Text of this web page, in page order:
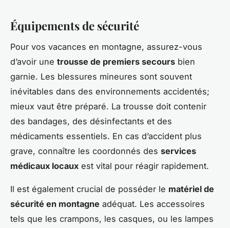
Équipements de sécurité
Pour vos vacances en montagne, assurez-vous
d’avoir une trousse de premiers secours bien
garnie. Les blessures mineures sont souvent
inévitables dans des environnements accidentés;
mieux vaut être préparé. La trousse doit contenir
des bandages, des désinfectants et des
médicaments essentiels. En cas d’accident plus
grave, connaître les coordonnés des services
médicaux locaux est vital pour réagir rapidement.
Il est également crucial de posséder le matériel de
sécurité en montagne adéquat. Les accessoires
tels que les crampons, les casques, ou les lampes